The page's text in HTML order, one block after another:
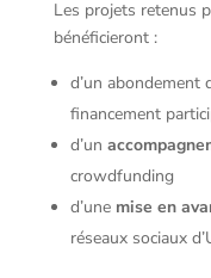
Les projets retenus
bénéficieront :
d’un abondement
financement
d’un
crowdfunding
d’une mise en
réseaux sociaux